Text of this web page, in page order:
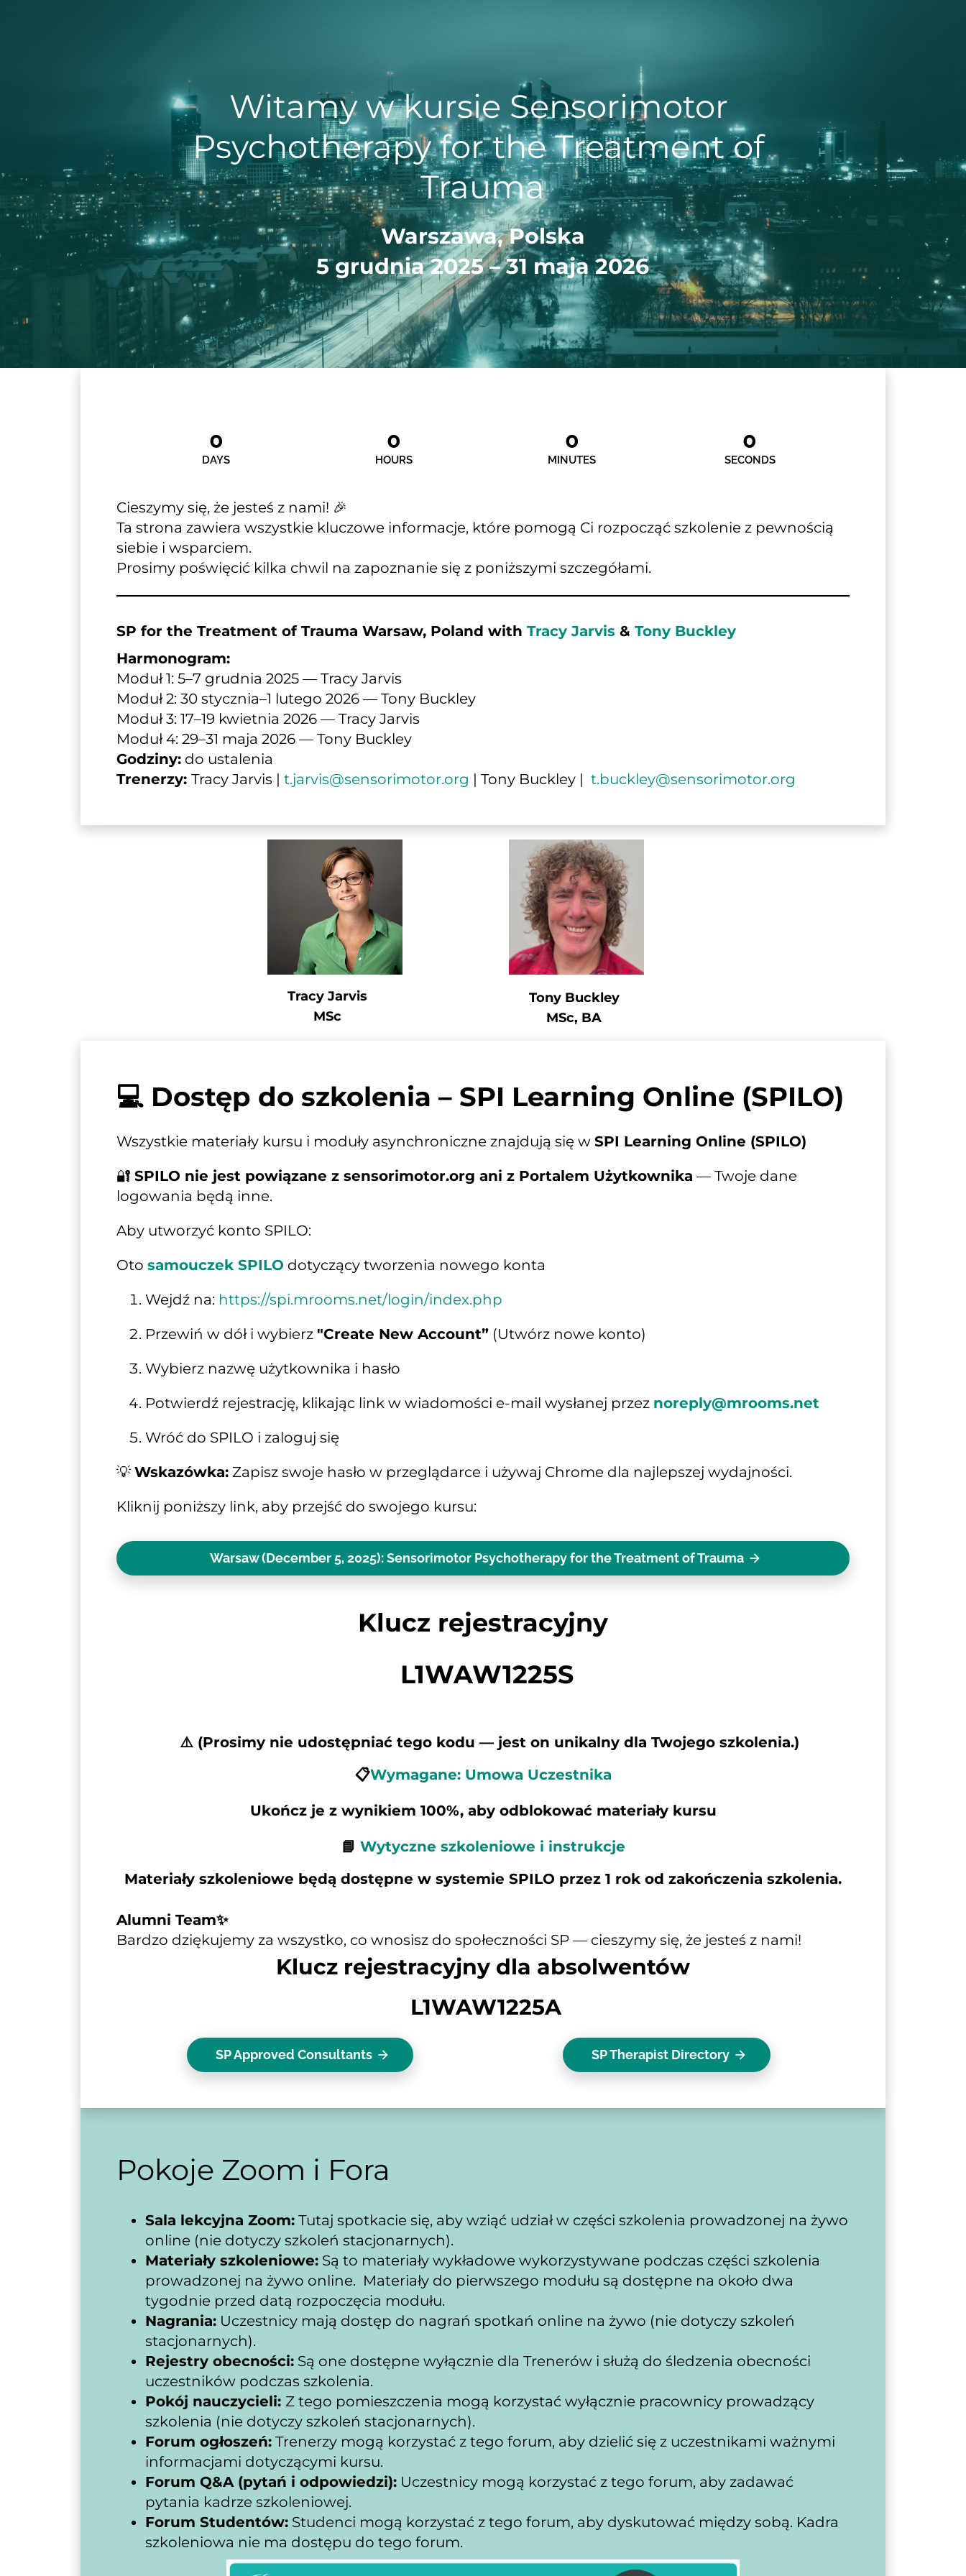
Witamy w kursie Sensorimotor
Psychotherapy for the Treatment of
Trauma
Warszawa, Polska
5 grudnia 2025 – 31 maja 2026
0
DAYS
0
HOURS
0
MINUTES
0
SECONDS
Cieszymy się, że jesteś z nami! 🎉
Ta strona zawiera wszystkie kluczowe informacje, które pomogą Ci rozpocząć szkolenie z pewnością
siebie i wsparciem.
Prosimy poświęcić kilka chwil na zapoznanie się z poniższymi szczegółami.
SP for the Treatment of Trauma Warsaw, Poland with Tracy Jarvis & Tony Buckley
Harmonogram:
Moduł 1: 5–7 grudnia 2025 — Tracy Jarvis
Moduł 2: 30 stycznia–1 lutego 2026 — Tony Buckley
Moduł 3: 17–19 kwietnia 2026 — Tracy Jarvis
Moduł 4: 29–31 maja 2026 — Tony Buckley
Godziny: do ustalenia
Trenerzy: Tracy Jarvis | t.jarvis@sensorimotor.org | Tony Buckley | t.buckley@sensorimotor.org
Tracy Jarvis
MSc
Tony Buckley
MSc, BA
💻 Dostęp do szkolenia – SPI Learning Online (SPILO)
Wszystkie materiały kursu i moduły asynchroniczne znajdują się w SPI Learning Online (SPILO)
🔐 SPILO nie jest powiązane z sensorimotor.org ani z Portalem Użytkownika — Twoje dane
logowania będą inne.
Aby utworzyć konto SPILO:
Oto samouczek SPILO dotyczący tworzenia nowego konta
Wejdź na: https://spi.mrooms.net/login/index.php
Przewiń w dół i wybierz "Create New Account” (Utwórz nowe konto)
Wybierz nazwę użytkownika i hasło
Potwierdź rejestrację, klikając link w wiadomości e-mail wysłanej przez noreply@mrooms.net
Wróć do SPILO i zaloguj się
💡 Wskazówka: Zapisz swoje hasło w przeglądarce i używaj Chrome dla najlepszej wydajności.
Kliknij poniższy link, aby przejść do swojego kursu:
arrow_forward
Warsaw (December 5, 2025): Sensorimotor Psychotherapy for the Treatment of Trauma
Klucz rejestracyjny
L1WAW1225S
⚠️ (Prosimy nie udostępniać tego kodu — jest on unikalny dla Twojego szkolenia.)
📋Wymagane: Umowa Uczestnika
Ukończ je z wynikiem 100%, aby odblokować materiały kursu
📘 Wytyczne szkoleniowe i instrukcje
Materiały szkoleniowe będą dostępne w systemie SPILO przez 1 rok od zakończenia szkolenia.
Alumni Team✨
Bardzo dziękujemy za wszystko, co wnosisz do społeczności SP — cieszymy się, że jesteś z nami!
Klucz rejestracyjny dla absolwentów
L1WAW1225A
arrow_forward
SP Approved Consultants arrow_forward
SP Therapist Directory
Pokoje Zoom i Fora
Sala lekcyjna Zoom: Tutaj spotkacie się, aby wziąć udział w części szkolenia prowadzonej na żywo
online (nie dotyczy szkoleń stacjonarnych).
Materiały szkoleniowe: Są to materiały wykładowe wykorzystywane podczas części szkolenia
prowadzonej na żywo online.  Materiały do pierwszego modułu są dostępne na około dwa
tygodnie przed datą rozpoczęcia modułu.
Nagrania: Uczestnicy mają dostęp do nagrań spotkań online na żywo (nie dotyczy szkoleń
stacjonarnych).
Rejestry obecności: Są one dostępne wyłącznie dla Trenerów i służą do śledzenia obecności
uczestników podczas szkolenia.
Pokój nauczycieli: Z tego pomieszczenia mogą korzystać wyłącznie pracownicy prowadzący
szkolenia (nie dotyczy szkoleń stacjonarnych).
Forum ogłoszeń: Trenerzy mogą korzystać z tego forum, aby dzielić się z uczestnikami ważnymi
informacjami dotyczącymi kursu.
Forum Q&A (pytań i odpowiedzi): Uczestnicy mogą korzystać z tego forum, aby zadawać
pytania kadrze szkoleniowej.
Forum Studentów: Studenci mogą korzystać z tego forum, aby dyskutować między sobą. Kadra
szkoleniowa nie ma dostępu do tego forum.